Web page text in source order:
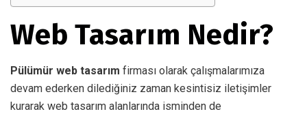
Web Tasarım Nedir?
Pülümür web tasarım firması olarak çalışmalarımıza
devam ederken dilediğiniz zaman kesintisiz iletişimler
kurarak web tasarım alanlarında isminden de